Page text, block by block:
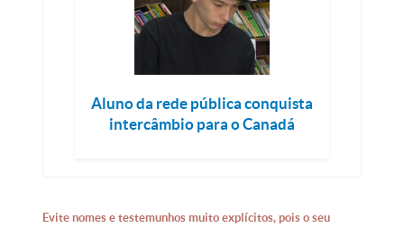
Aluno da rede pública conquista
intercâmbio para o Canadá
Evite nomes e testemunhos muito explícitos, pois o seu